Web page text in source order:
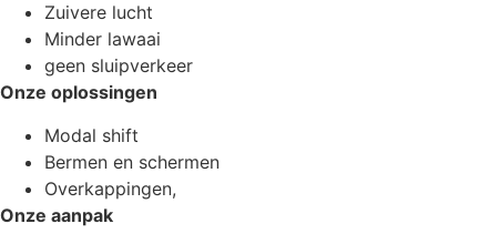
Zuivere lucht
Minder lawaai
geen sluipverkeer
Onze oplossingen
Modal shift
Bermen en schermen
Overkappingen,
Onze aanpak